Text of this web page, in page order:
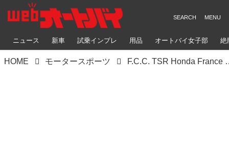
ニュース 新車 試乗インプレ 用品 オートバイ女子部 絶
HOME モータースポーツ F.C.C. TSR Honda France 表